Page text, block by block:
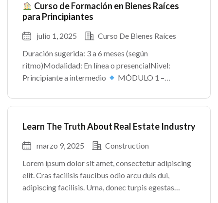
Curso de Formación en Bienes Raíces
para Principiantes
julio 1, 2025
Curso De Bienes Raíces
Duración sugerida: 3 a 6 meses (según
ritmo)Modalidad: En línea o presencialNivel:
Principiante a intermedio
MÓDULO 1 –
MÓDULO 2 – FUNDAMENTOS LEGALES
MÓDULO […]
Learn The Truth About Real Estate Industry
marzo 9, 2025
Construction
Lorem ipsum dolor sit amet, consectetur adipiscing
elit. Cras facilisis faucibus odio arcu duis dui,
adipiscing facilisis. Urna, donec turpis egestas